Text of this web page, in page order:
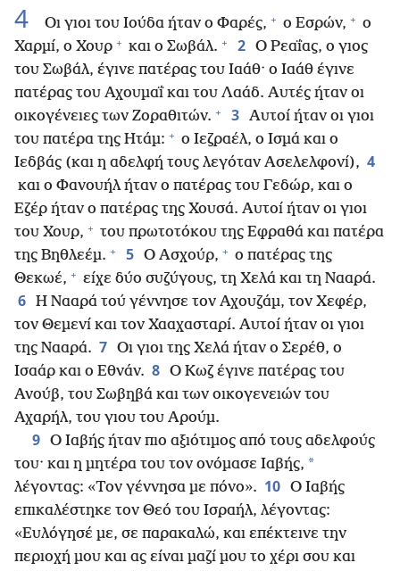
4 Οι γιοι του Ιούδα ήταν ο Φαρές, + ο Εσρών, + ο
Χαρμί, ο Χουρ + και ο Σωβάλ. + 2 Ο Ρεαΐας, ο γιος
του Σωβάλ, έγινε πατέρας του Ιαάθ· ο Ιαάθ έγινε
πατέρας του Αχουμαΐ και του Λαάδ. Αυτές ήταν οι
οικογένειες των Ζοραθιτών. + 3 Αυτοί ήταν οι γιοι
του πατέρα της Ητάμ: + ο Ιεζραέλ, ο Ισμά και ο
Ιεδβάς (και η αδελφή τους λεγόταν Ασελελφονί), 4
και ο Φανουήλ ήταν ο πατέρας του Γεδώρ, και ο
Εζέρ ήταν ο πατέρας της Χουσά. Αυτοί ήταν οι γιοι
του Χουρ, + του πρωτοτόκου της Εφραθά και πατέρα
της Βηθλεέμ. + 5 Ο Ασχούρ, + ο πατέρας της
Θεκωέ, + είχε δύο συζύγους, τη Χελά και τη Νααρά.
6 Η Νααρά τού γέννησε τον Αχουζάμ, τον Χεφέρ,
τον Θεμενί και τον Χααχασταρί. Αυτοί ήταν οι γιοι
της Νααρά. 7 Οι γιοι της Χελά ήταν ο Σερέθ, ο
Ισαάρ και ο Εθνάν. 8 Ο Κωζ έγινε πατέρας του
Ανούβ, του Σωβηβά και των οικογενειών του
Αχαρήλ, του γιου του Αρούμ.
9 Ο Ιαβής ήταν πιο αξιότιμος από τους αδελφούς
του· και η μητέρα του τον ονόμασε Ιαβής, *
λέγοντας: «Τον γέννησα με πόνο». 10 Ο Ιαβής
επικαλέστηκε τον Θεό του Ισραήλ, λέγοντας:
«Ευλόγησέ με, σε παρακαλώ, και επέκτεινε την
περιοχή μου και ας είναι μαζί μου το χέρι σου και